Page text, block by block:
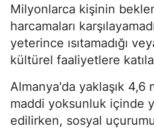
Milyonlarca kişinin
harcamaları
yeterince ısıtamadığı
kültürel faaliyetlere
Almanya'da yaklaşık
maddi yoksunluk içinde
edilirken, sosyal